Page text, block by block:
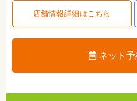
店舗情報詳細はこちら
ネット